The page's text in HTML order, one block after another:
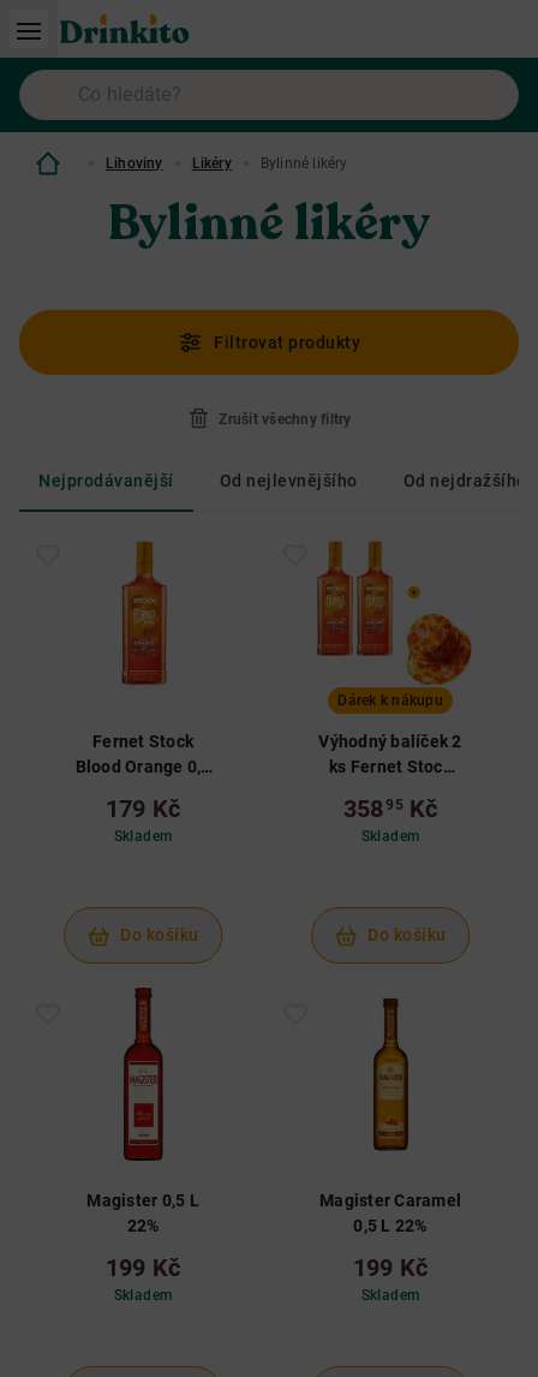
Lihoviny Likéry Bylinné likéry
Bylinné likéry
Filtrovat produkty
Zrušit všechny filtry
Nejprodávanější Od nejlevnějšího Od nejdražšího
Fernet Stock
Blood Orange 0,5
179 Kč
Skladem
Do košíku
Dárek k nákupu
Výhodný balíček 2
ks Fernet Stock
L 27% + klobouček
35895 Kč
Skladem
Do košíku
Magister 0,5 L
22%
199 Kč
Skladem
Magister Caramel
0,5 L 22%
199 Kč
Skladem